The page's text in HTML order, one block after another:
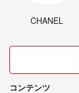
CHANEL
コンテンツ